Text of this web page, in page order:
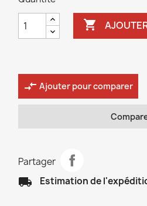

compare_arrows Ajouter pour comparer
Partager
local_shipping Estimation de